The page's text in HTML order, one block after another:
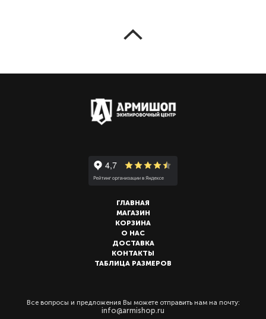
ГЛАВНАЯ
МАГАЗИН
КОРЗИНА
О НАС
ДОСТАВКА
КОНТАКТЫ
ТАБЛИЦА РАЗМЕРОВ
Все вопросы и предложения Вы можете отправить нам на почту:
info@armishop.ru